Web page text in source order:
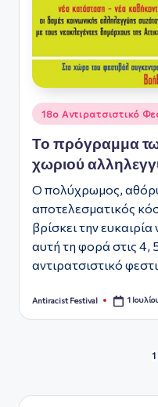
Αναρτήθηκε
σε
18ο Αντιρατσιστικό
Το πρόγραμμα
χωριού
Ο πολύχρωμος,
αποτελεσματικός
βρίσκει την
αυτή τη φορά στις 4,
αντιρατσιστικό
Συγγραφέας:
Antiracist Festival 1
άρθρων
1